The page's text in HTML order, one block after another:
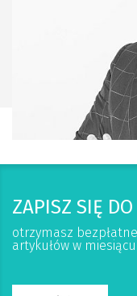
ZAPISZ SIĘ
otrzymasz
artykułów w